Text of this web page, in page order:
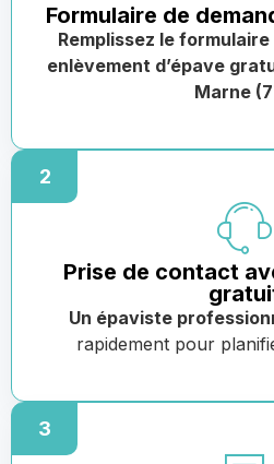
Formulaire de
Remplissez le formulaire
enlèvement d’épave
Marne
2
Prise de contact
Un épaviste
rapidement pour
3